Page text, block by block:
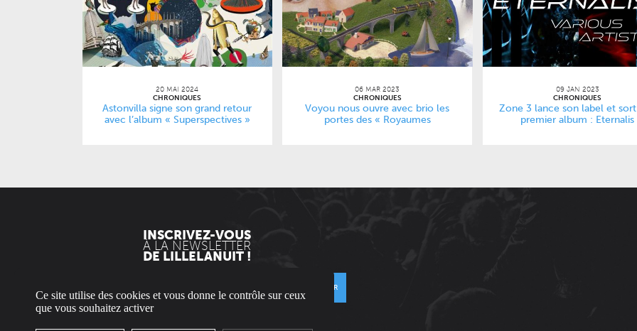
20 MAI 2024
CHRONIQUES
Astonvilla signe son grand retour
avec l’album « Superspectives »
06 MAR 2023
CHRONIQUES
Voyou nous ouvre avec brio les
portes des « Royaumes
09 JAN 2023
CHRONIQUES
Zone 3 lance son label et
premier album : Eternalis
INSCRIVEZ-VOUS
À LA NEWSLETTER
DE LILLELANUIT !
ENVOYER
* Envoyée uniquement le mercredi.
Ce site utilise des cookies et vous donne le contrôle sur ceux
que vous souhaitez activer